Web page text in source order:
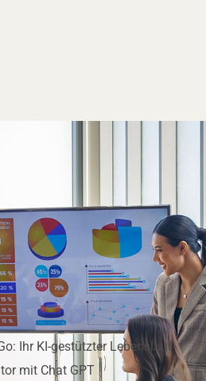
Ihr KI-gestützter Lebenslauf-
mit Chat GPT